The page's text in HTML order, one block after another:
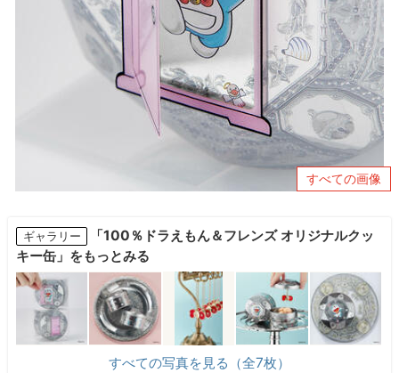
すべての画像
ギャラリー
「100％ドラえもん＆フレンズ オリジナルクッ
キー缶」をもっとみる
すべての写真を見る（全7枚）